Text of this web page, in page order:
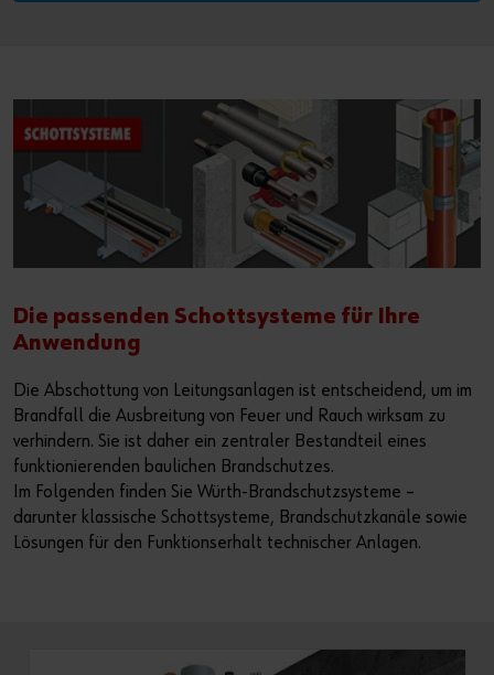
Die passenden Schottsysteme für Ihre
Anwendung
Die Abschottung von Leitungsanlagen ist entscheidend, um im
Brandfall die Ausbreitung von Feuer und Rauch wirksam zu
verhindern. Sie ist daher ein zentraler Bestandteil eines
funktionierenden baulichen Brandschutzes.
Im Folgenden finden Sie Würth-Brandschutzsysteme –
darunter klassische Schottsysteme, Brandschutzkanäle sowie
Lösungen für den Funktionserhalt technischer Anlagen.